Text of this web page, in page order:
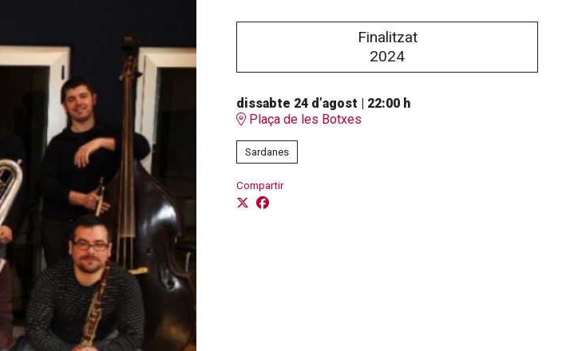
Finalitzat
2024
dissabte 24 d’agost
22:00 h
Plaça de les Botxes
Sardanes
Compartir